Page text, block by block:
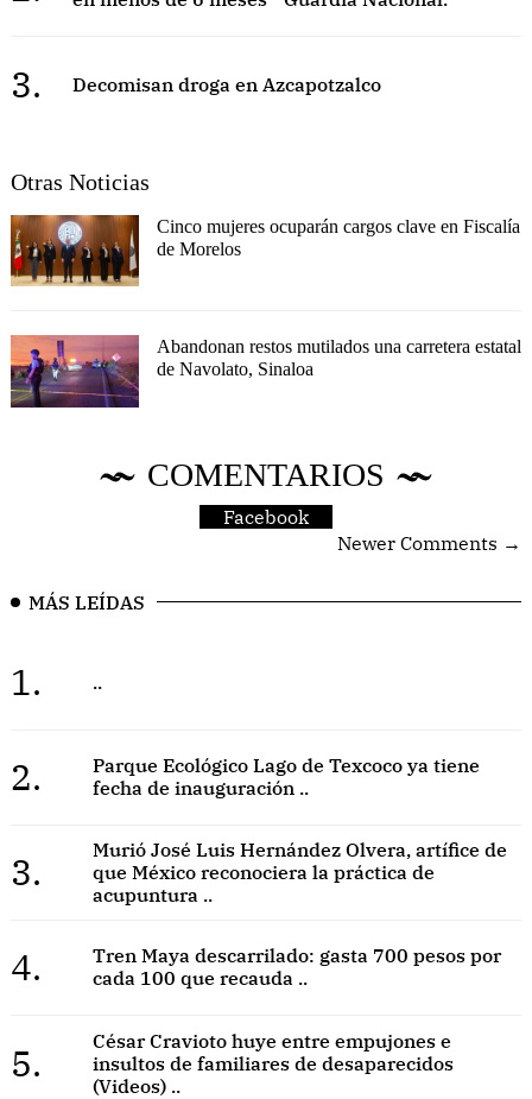
3. Decomisan droga en Azcapotzalco
Otras Noticias
Cinco mujeres ocuparán cargos clave en Fiscalía
de Morelos
Abandonan restos mutilados una carretera estatal
de Navolato, Sinaloa
COMENTARIOS
Facebook
Newer Comments →
MÁS LEÍDAS
1. ..
2.
Parque Ecológico Lago de Texcoco ya tiene
fecha de inauguración ..
3.
Murió José Luis Hernández Olvera, artífice de
que México reconociera la práctica de
acupuntura ..
4.
Tren Maya descarrilado: gasta 700 pesos por
cada 100 que recauda ..
5.
César Cravioto huye entre empujones e
insultos de familiares de desaparecidos
(Videos) ..